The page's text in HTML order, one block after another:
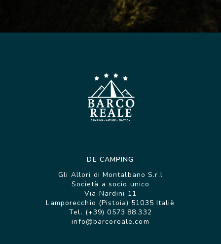
DE CAMPING
Gli Allori di Montalbano S.r.l
Società a socio unico
Via Nardini 11
Lamporecchio (Pistoia) 51035 Italië
Tel. (+39) 0573.88.332
info@barcoreale.com